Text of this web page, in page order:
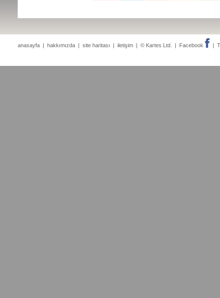
anasayfa | hakkımızda | site haritası | iletişim | © Kartes Ltd. | Facebook |